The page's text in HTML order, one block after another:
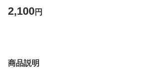
2,100円
商品説明